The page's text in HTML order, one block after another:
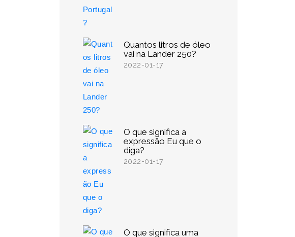
Quantos litros de óleo
vai na Lander 250?
2022-01-17
O que significa a
expressão Eu que o
diga?
2022-01-17
O que significa uma